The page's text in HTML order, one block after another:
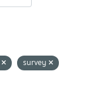
survey